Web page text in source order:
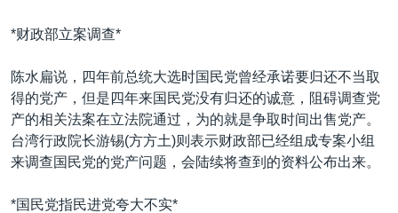
GEN Z 看美国
*财政部立案调查*
陈水扁说，四年前总统大选时国民党曾经承诺要归还不当取
得的党产，但是四年来国民党没有归还的诚意，阻碍调查党
产的相关法案在立法院通过，为的就是争取时间出售党产。
台湾行政院长游锡(方方土)则表示财政部已经组成专案小组
来调查国民党的党产问题，会陆续将查到的资料公布出来。
*国民党指民进党夸大不实*